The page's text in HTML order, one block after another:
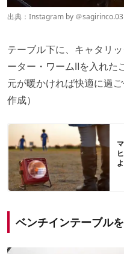
出典：Instagram by ＠sagirinco.03
テーブル下に、キャタリ
ーター・ワームⅡを入れた
元が暖かければ快適に過
作成）
よ
ベンチインテーブル